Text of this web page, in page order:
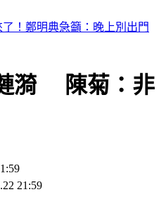
檔AI設備股」快上車
漪 陳菊：非
21:59